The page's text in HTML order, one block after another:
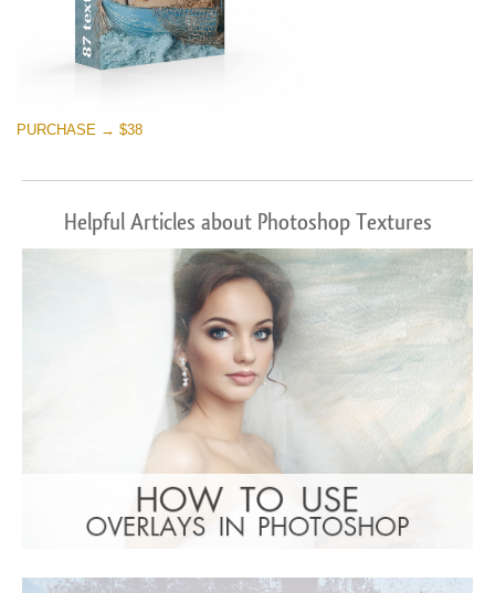
PURCHASE → $38
Helpful Articles about Photoshop Textures